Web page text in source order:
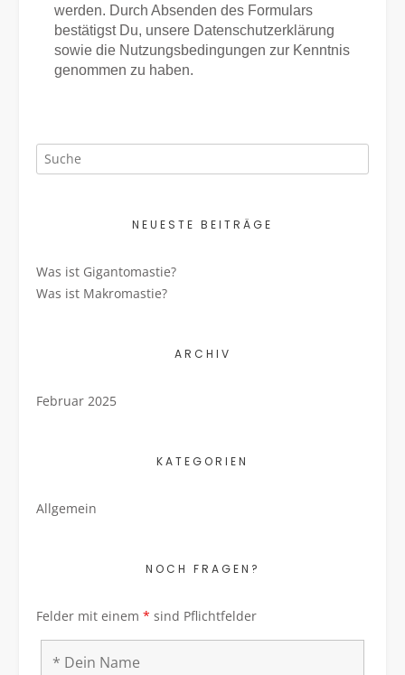
werden. Durch Absenden des Formulars
bestätigst Du, unsere Datenschutzerklärung
sowie die Nutzungsbedingungen zur Kenntnis
genommen zu haben.
NEUESTE BEITRÄGE
Was ist Gigantomastie?
Was ist Makromastie?
ARCHIV
Februar 2025
KATEGORIEN
Allgemein
NOCH FRAGEN?
Felder mit einem * sind Pflichtfelder